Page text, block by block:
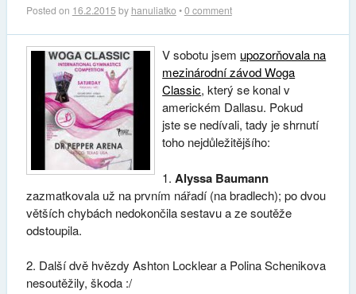
Posted on 16.2.2015 by hanuliatko •0 comment
V sobotu jsem upozorňovala na
mezinárodní závod Woga
Classic, který se konal v
americkém Dallasu. Pokud
jste se nedívali, tady je shrnutí
toho nejdůležitějšího:
1. Alyssa Baumann
zazmatkovala už na prvním nářadí (na bradlech); po dvou
větších chybách nedokončila sestavu a ze soutěže
odstoupila.
2. Další dvě hvězdy Ashton Locklear a Polina Schenikova
nesoutěžily, škoda :/